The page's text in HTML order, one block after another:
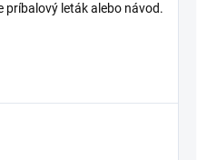
príbalový leták alebo návod.